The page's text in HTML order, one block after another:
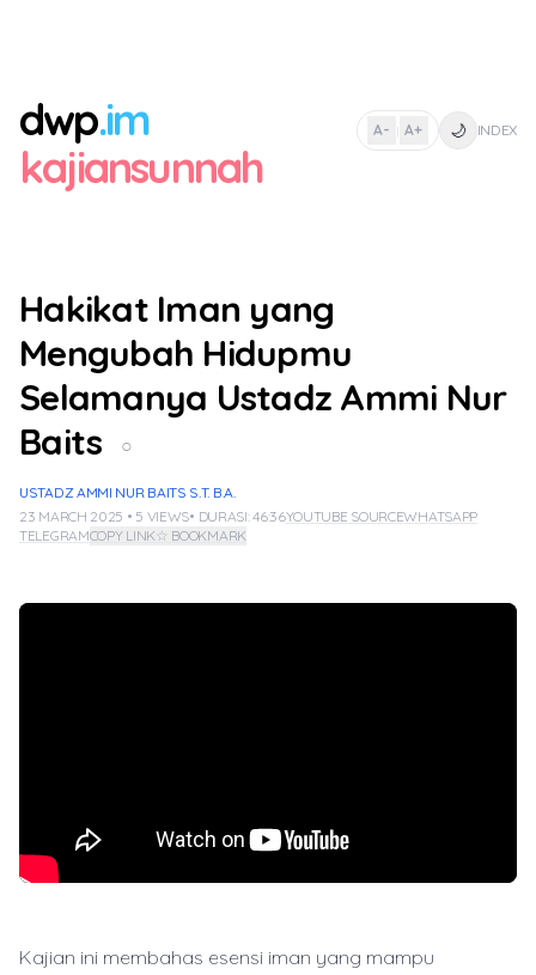
dwp.im
kajiansunnah
A- | A+ 🌙 INDEX
Hakikat Iman yang
Mengubah Hidupmu
Selamanya Ustadz Ammi Nur
Baits
○
USTADZ AMMI NUR BAITS S.T. B.A.
23 MARCH 2025 • 5 VIEWS• DURASI: 46:36YOUTUBE SOURCEWHATSAPP
TELEGRAMCOPY LINK☆ BOOKMARK
Kajian ini membahas esensi iman yang mampu